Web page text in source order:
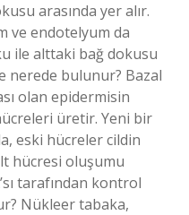
arasında yer alır.
ve endotelyum da
ile alttaki bağ dokusu
nerede bulunur? Bazal
olan epidermisin
üretir. Yeni bir
eski hücreler cildin
hücresi oluşumu
tarafından kontrol
Nükleer tabaka,